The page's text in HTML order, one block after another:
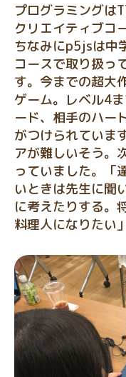
プログラミングは
クリエイティブコ
ちなみにp5jsは中
コースで取り扱っ
す。今までの超大
ゲーム。レベル4
ード、相手のハー
がつけられていま
アが難しいそう。
っていました。「
いときは先生に聞
に考えたりする。
料理人になりたい